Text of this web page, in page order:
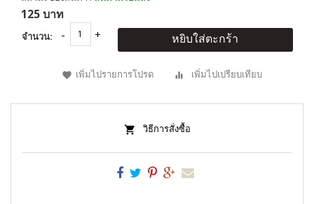
125 บาท
จำนวน: หยิบใส่ตะกร้า
เพิ่มไปรายการโปรด เพิ่มไปเปรียบเทียบ
วิธีการสั่งซื้อ